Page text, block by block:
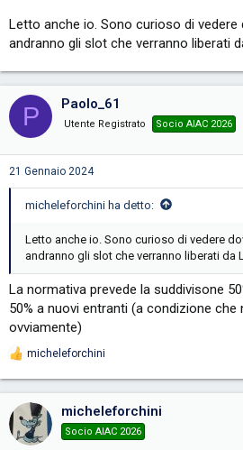
www.repubblica.it
Letto anche io. Sono curioso di vedere
andranno gli slot che verranno liberati
P Paolo_61
Utente Registrato Socio AIAC 2026
21 Gennaio 2024
micheleforchini ha detto:
Letto anche io. Sono curioso di vedere
andranno gli slot che verranno liberati da
La normativa prevede la suddivisone
50% a nuovi entranti (a condizione
ovviamente)
R
t
i
micheleforchini
micheleforchini
Socio AIAC 2026